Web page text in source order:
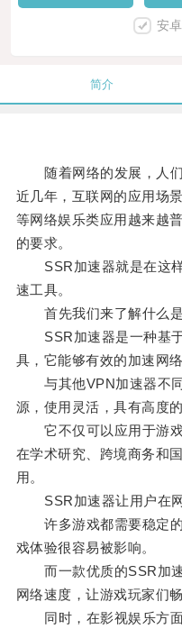
安
简介
随着网络的发展，人们
近几年，互联网的应用场
等网络娱乐类应用越来越
的要求。
SSR加速器就是在这样
速工具。
首先我们来了解什么是
SSR加速器是一种基于
具，它能够有效的加速网
与其他VPN加速器不同
源，使用灵活，具有高度的
它不仅可以应用于游戏
在学术研究、跨境商务和
用。
SSR加速器让用户在网
许多游戏都需要稳定的
戏体验很容易被影响。
而一款优质的SSR加速
网络速度，让游戏玩家们
同时，在影视娱乐方面